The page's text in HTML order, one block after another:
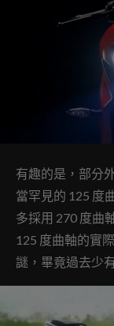
有趣的是，部分
當罕見的 125 度
多採用 270 度曲
125 度曲軸的實
謎，畢竟過去少